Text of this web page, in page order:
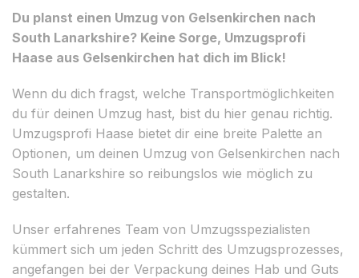
Du planst einen Umzug von Gelsenkirchen nach
South Lanarkshire? Keine Sorge, Umzugsprofi
Haase aus Gelsenkirchen hat dich im Blick!
Wenn du dich fragst, welche Transportmöglichkeiten
du für deinen Umzug hast, bist du hier genau richtig.
Umzugsprofi Haase bietet dir eine breite Palette an
Optionen, um deinen Umzug von Gelsenkirchen nach
South Lanarkshire so reibungslos wie möglich zu
gestalten.
Unser erfahrenes Team von Umzugsspezialisten
kümmert sich um jeden Schritt des Umzugsprozesses,
angefangen bei der Verpackung deines Hab und Guts